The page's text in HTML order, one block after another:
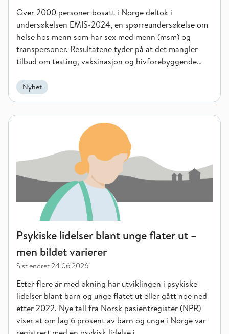
Over 2000 personer bosatt i Norge deltok i
undersøkelsen EMIS-2024, en spørreundersøkelse om
helse hos menn som har sex med menn (msm) og
transpersoner. Resultatene tyder på at det mangler
tilbud om testing, vaksinasjon og hivforebyggende
Nyhet
Psykiske lidelser blant unge flater ut – men bildet varierer
Psykiske lidelser blant unge flater ut –
men bildet varierer
Sist endret24.06.2026
Etter flere år med økning har utviklingen i psykiske
lidelser blant barn og unge flatet ut eller gått noe ned
etter 2022. Nye tall fra Norsk pasientregister (NPR)
viser at om lag 6 prosent av barn og unge i Norge var